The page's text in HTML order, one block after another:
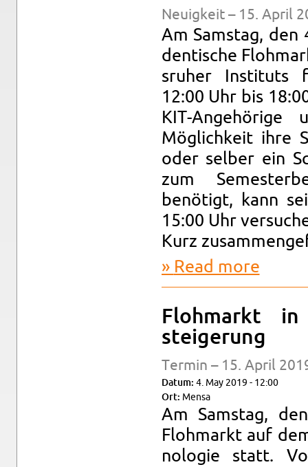
Neuigkeit – 15. April
Am Sam­stag,
den­tis­che
sruher In­sti­tuts
12:00 Uhr bis
KIT-
Möglichkeit ihre
oder sel­ber ein
zum
benötigt, kann
15:00 Uhr
Kurz
Read more
Flohmarkt
steigerung
Ter­min – 15. April
Datum: 4. May 2019 - 12:00
Ort: Mensa
Am Sam­stag,
Flohmarkt auf
nolo­gie statt.